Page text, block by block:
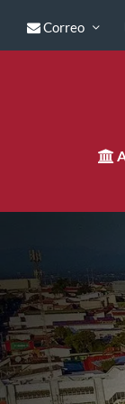
Correo